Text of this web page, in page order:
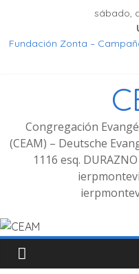
sábado,
Fundación Zonta –
Seminar Hören, Verstehen,
Fotos Culto bilingüe 8/
Congregación
(CEAM) – Deutsche
1116 esq.